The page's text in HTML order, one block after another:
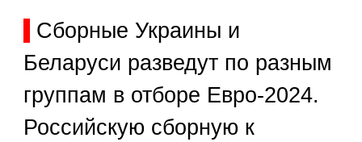
Сборные Украины и
Беларуси разведут по разным
группам в отборе Евро-2024.
Российскую сборную к